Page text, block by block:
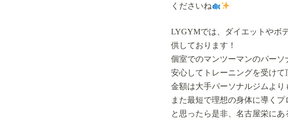
くださいね
LYGYMでは、ダイエットやボ
供しております！
個室でのマンツーマンのパー
安心してトレーニングを受けて
金額は大手パーソナルジムよ
また最短で理想の身体に導く
と思ったら是非、名古屋栄に